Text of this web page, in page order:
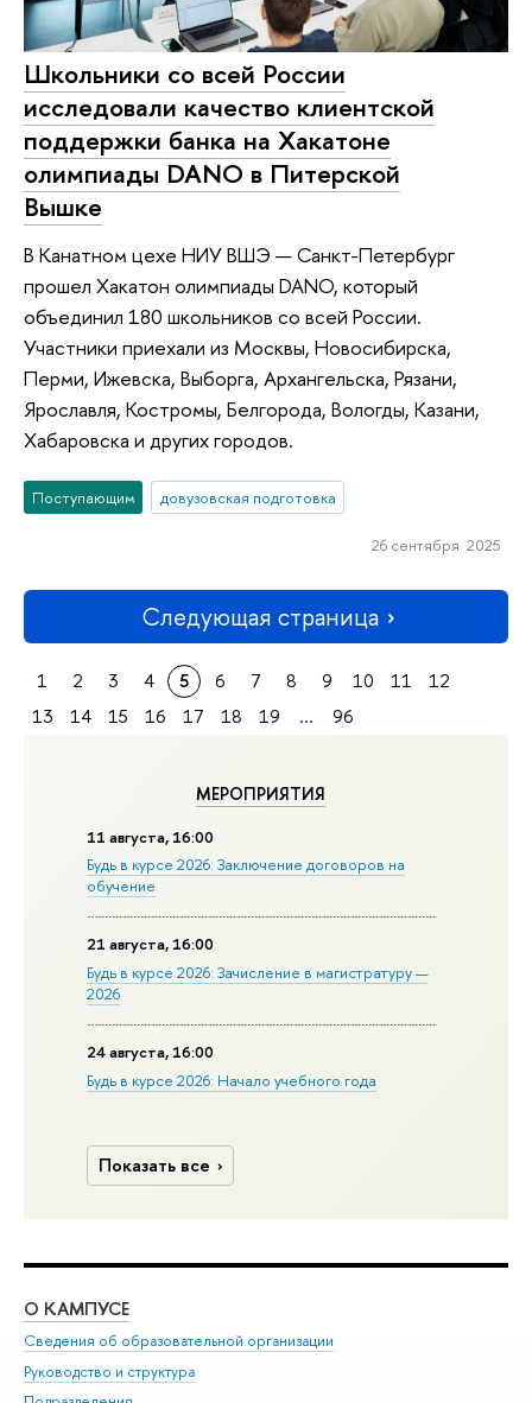
МЕРОПРИЯТИЯ
11 августа, 16:00
Будь в курсе 2026: Заключение договоров на
обучение
21 августа, 16:00
Будь в курсе 2026: Зачисление в магистратуру —
2026
24 августа, 16:00
Будь в курсе 2026: Начало учебного года
Показать все
Школьники со всей России
исследовали качество клиентской
поддержки банка на Хакатоне
олимпиады DANO в Питерской
Вышке
В Канатном цехе НИУ ВШЭ — Санкт-Петербург
прошел Хакатон олимпиады DANO, который
объединил 180 школьников со всей России.
Участники приехали из Москвы, Новосибирска,
Перми, Ижевска, Выборга, Архангельска, Рязани,
Ярославля, Костромы, Белгорода, Вологды, Казани,
Хабаровска и других городов.
Поступающим довузовская подготовка
26 сентября 2025
Следующая страница
1 2 3 4 5 6 7 8 9 10 11
12
13
14 15 16 17 18 19 ... 96
О КАМПУСЕ
Сведения об образовательной организации
Руководство и структура